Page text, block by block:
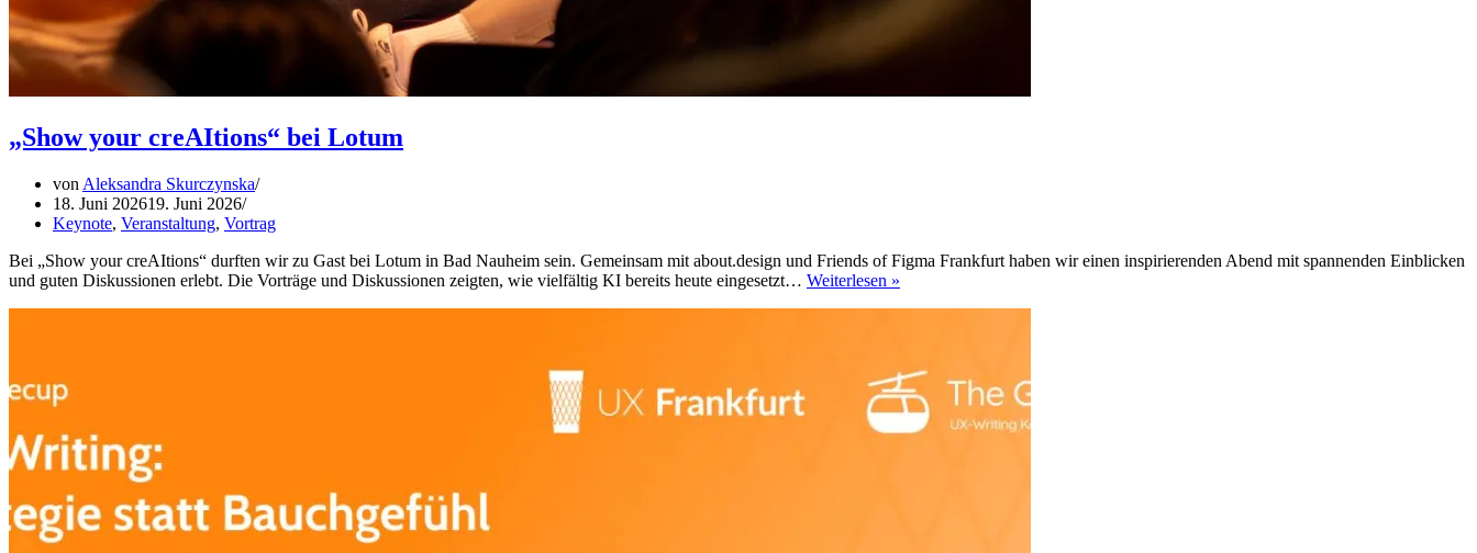
„Show your creAItions“ bei Lotum
von Aleksandra Skurczynska
18. Juni 202619. Juni 2026
Keynote, Veranstaltung, Vortrag
Bei „Show your creAItions“ durften wir zu Gast bei Lotum in Bad Nauheim sein. Gemeinsam mit about.design und Friends of Figma Frankfurt haben wir einen inspirierenden Abend mit spannenden Einblicken
und guten Diskussionen erlebt. Die Vorträge und Diskussionen zeigten, wie vielfältig KI bereits heute eingesetzt… Weiterlesen »